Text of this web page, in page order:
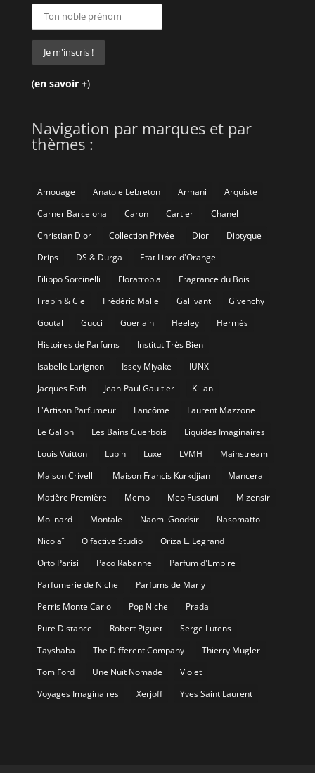
(en savoir +)
Navigation par marques et par
thèmes :
Amouage Anatole Lebreton Armani
Arquiste
Carner Barcelona
Caron Cartier
Chanel
Christian Dior
Collection Privée Dior
Diptyque
Drips
DS & Durga
Etat Libre d'Orange
Filippo Sorcinelli
Floratropia
Fragrance du Bois
Frapin & Cie
Frédéric Malle Gallivant
Givenchy
Goutal
Gucci Guerlain Heeley
Hermès
Histoires de Parfums
Institut Très Bien
Isabelle Larignon
Issey Miyake
IUNX
Jacques Fath
Jean-Paul Gaultier
Kilian
L'Artisan Parfumeur
Lancôme
Laurent Mazzone
Le Galion
Les Bains Guerbois
Liquides Imaginaires
Louis Vuitton
Lubin Luxe LVMH
Mainstream
Maison Crivelli
Maison Francis Kurkdjian
Mancera
Matière Première
Memo Meo Fusciuni
Mizensir
Molinard
Montale Naomi Goodsir
Nasomatto
Nicolaï
Olfactive Studio
Oriza L. Legrand
Orto Parisi
Paco Rabanne
Parfum d'Empire
Parfumerie de Niche
Parfums de Marly
Perris Monte Carlo
Pop Niche
Prada
Pure Distance
Robert Piguet
Serge Lutens
Tayshaba
The Different Company
Thierry Mugler
Tom Ford
Une Nuit Nomade
Violet
Voyages Imaginaires
Xerjoff Yves Saint Laurent